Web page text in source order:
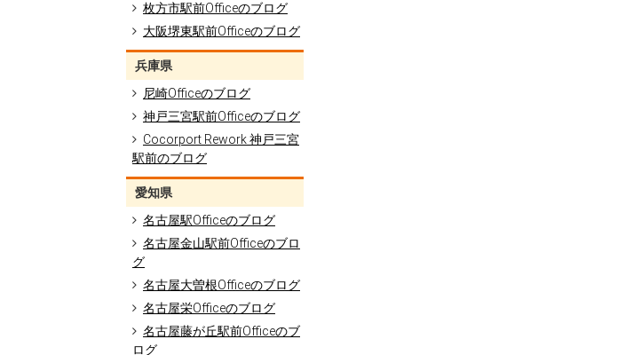
枚方市駅前Officeのブログ
大阪堺東駅前Officeのブログ
兵庫県
尼崎Officeのブログ
神戸三宮駅前Officeのブログ
Cocorport Rework 神戸三宮
駅前のブログ
愛知県
名古屋駅Officeのブログ
名古屋金山駅前Officeのブロ
グ
名古屋大曽根Officeのブログ
名古屋栄Officeのブログ
名古屋藤が丘駅前Officeのブ
ログ